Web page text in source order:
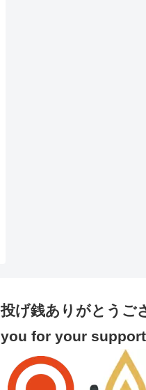
投げ銭ありがとうご
you for your